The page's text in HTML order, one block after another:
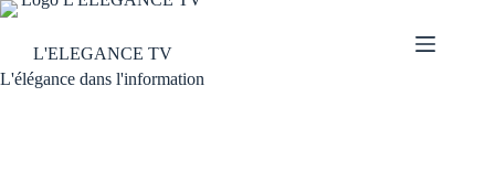
L'ELEGANCE TV
L'élégance dans l'information